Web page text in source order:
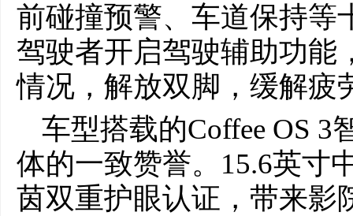
前碰撞预警、车道保持等
驾驶者开启驾驶辅助功能
情况，解放双脚，缓解疲
车型搭载的Coffee OS
体的一致赞誉。15.6英寸
茵双重护眼认证，带来影